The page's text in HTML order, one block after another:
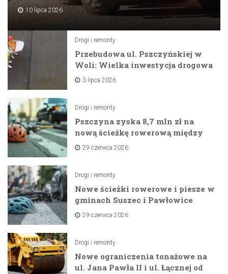
10 lipca 2026
Drogi i remonty
Przebudowa ul. Pszczyńskiej w
Woli: Wielka inwestycja drogowa
na horyzoncie
3 lipca 2026
Drogi i remonty
Pszczyna zyska 8,7 mln zł na
nową ścieżkę rowerową między
zaporami
29 czerwca 2026
Drogi i remonty
Nowe ścieżki rowerowe i piesze w
gminach Suszec i Pawłowice
dzięki unijnemu wsparciu
29 czerwca 2026
Drogi i remonty
Nowe ograniczenia tonażowe na
ul. Jana Pawła II i ul. Łącznej od